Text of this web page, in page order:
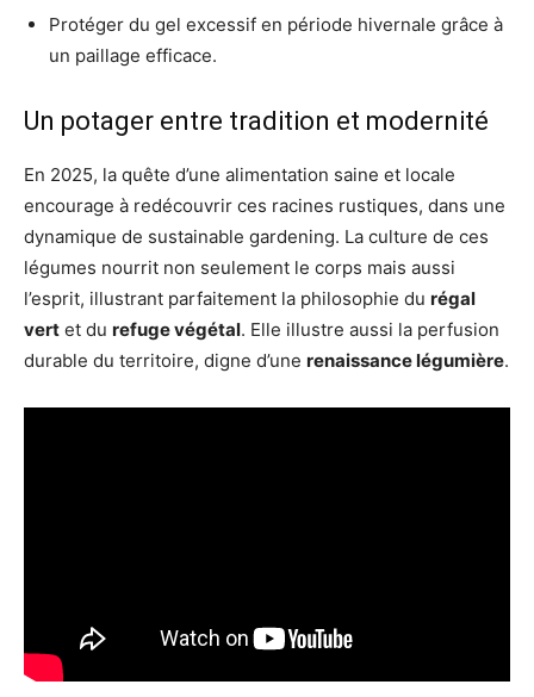
Protéger du gel excessif en période hivernale grâce à
un paillage efficace.
Un potager entre tradition et modernité
En 2025, la quête d’une alimentation saine et locale
encourage à redécouvrir ces racines rustiques, dans une
dynamique de sustainable gardening. La culture de ces
légumes nourrit non seulement le corps mais aussi
l’esprit, illustrant parfaitement la philosophie du régal
vert et du refuge végétal. Elle illustre aussi la perfusion
durable du territoire, digne d’une renaissance légumière.